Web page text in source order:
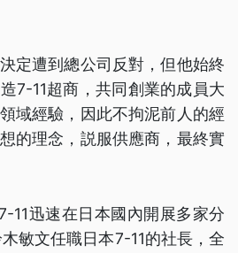
定遭到總公司反對，但他始終
7-11超商，共同創業的成員大
域經驗，因此不拘泥前人的經
的理念，説服供應商，最終實
11迅速在日本國內開展多家分
敏文任職日本7-11的社長，全